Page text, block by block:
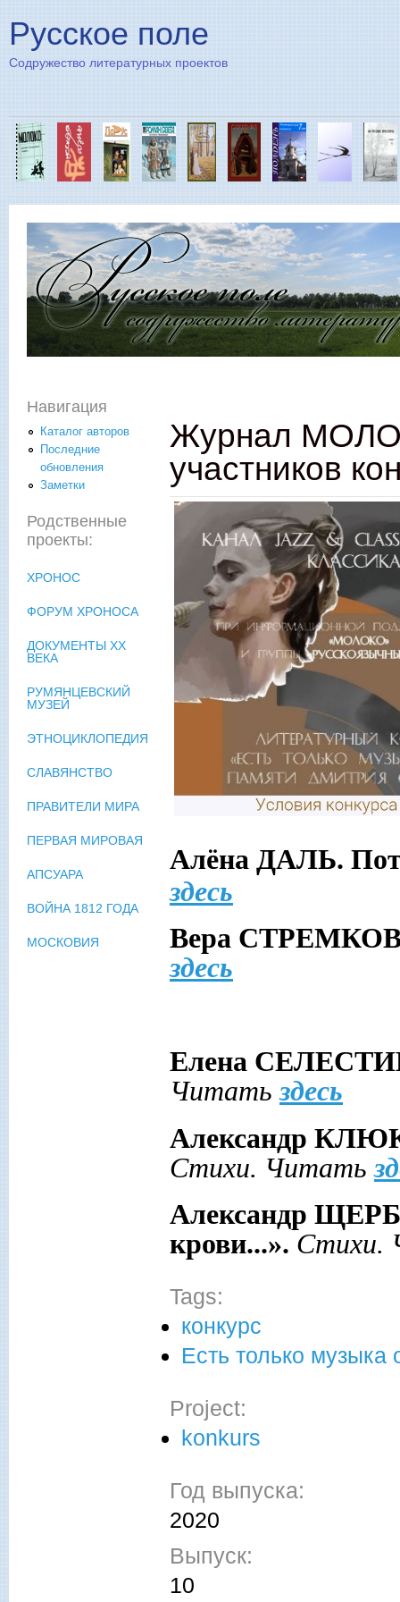
Русское поле
Содружество литературных проектов
Журнал
участников
Алёна ДАЛЬ.
здесь
Вера
здесь
Елена
Читать здесь
Александр
Стихи. Читать
Александр
крови...». Стихи.
Tags:
конкурс
Есть только музыка
Project:
konkurs
Год выпуска:
2020
Выпуск:
10
Навигация
Каталог авторов
Последние
обновления
Заметки
Родственные
проекты:
ХРОНОС
ФОРУМ ХРОНОСА
ДОКУМЕНТЫ XX
ВЕКА
РУМЯНЦЕВСКИЙ
МУЗЕЙ
ЭТНОЦИКЛОПЕДИЯ
СЛАВЯНСТВО
ПРАВИТЕЛИ МИРА
ПЕРВАЯ МИРОВАЯ
АПСУАРА
ВОЙНА 1812 ГОДА
МОСКОВИЯ